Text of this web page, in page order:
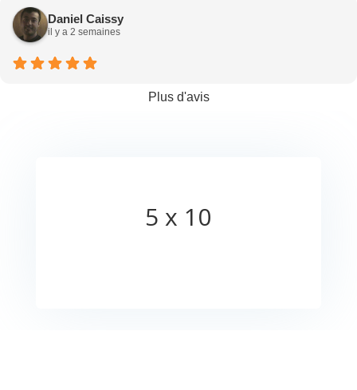
Daniel Caissy
il y a 2 semaines
Plus d'avis
5 x 10